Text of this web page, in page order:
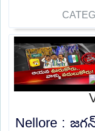
Nellore :